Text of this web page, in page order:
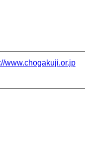
www.chogakuji.or.jp